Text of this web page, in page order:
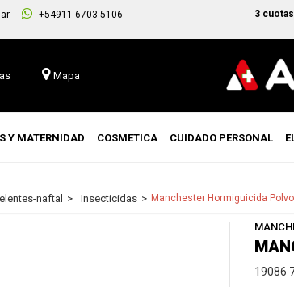
+54911-6703-5106 3 cuotas
Mapa
Y MATERNIDAD COSMETICA CUIDADO PERSONAL
naftal Insecticidas Manchester Hormiguicida
19086